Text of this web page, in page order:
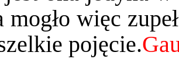
mogło więc
pojęcie.